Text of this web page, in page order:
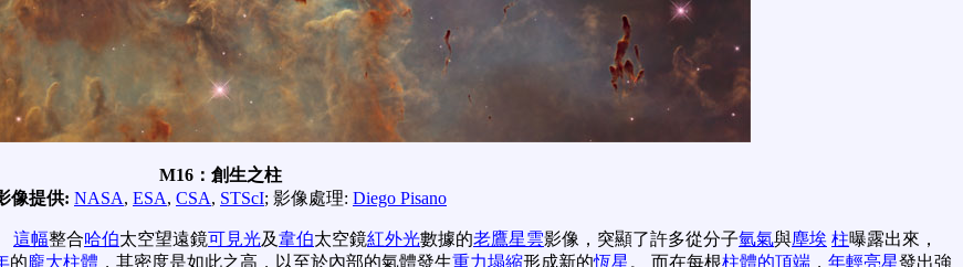
M16：創生之柱
像提供: NASA, ESA, CSA, STScI; 影像處理: Diego Pisano
這幅整合哈伯太空望遠鏡可見光及韋伯太空鏡紅外光數據的老鷹星雲影像，突顯了許多從分子氫氣與塵埃 柱曝露出來，
的龐大柱體 ，其密度是如此之高，以至於內部的氣體發生重力塌縮形成新的恆星 。 而在每根柱體的頂端 ， 年輕亮星發出強